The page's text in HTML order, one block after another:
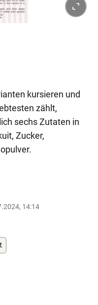
kursieren und
zählt,
sechs Zutaten in
Zucker,
14:14